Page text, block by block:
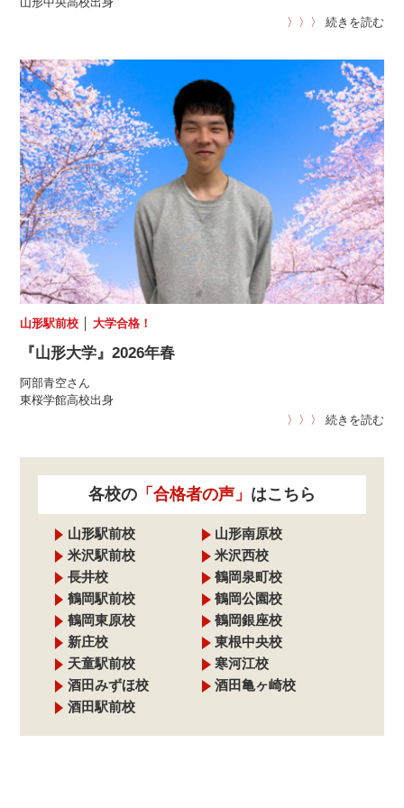
〉〉〉
続きを読む
山形駅前校 │大学合格！
『山形大学』2026年春
阿部青空さん
東桜学館高校出身
〉〉〉
続きを読む
各校の 「合格者の声」 はこちら
山形駅前校
山形南原校
米沢駅前校
米沢西校
長井校
鶴岡泉町校
鶴岡駅前校
鶴岡公園校
鶴岡東原校
鶴岡銀座校
新庄校
東根中央校
天童駅前校
寒河江校
酒田みずほ校
酒田亀ヶ崎校
酒田駅前校